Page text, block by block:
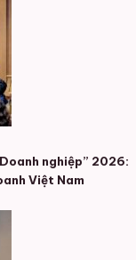
nghiệp” 2026:
Việt Nam